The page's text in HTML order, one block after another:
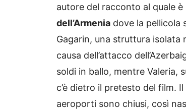
autore del racconto al quale
dell’Armenia dove la pellicola
Gagarin, una struttura isolata
causa dell’attacco
soldi in ballo, mentre Valeria,
c’è dietro il pretesto del film.
aeroporti sono chiusi, così